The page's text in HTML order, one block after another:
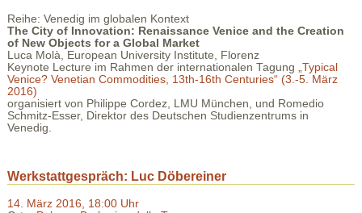
Reihe: Venedig im globalen Kontext
The City of Innovation: Renaissance Venice and the Creation
of New Objects for a Global Market
Luca Molà, European University Institute, Florenz
Keynote Lecture im Rahmen der internationalen Tagung „Typical
Venice? Venetian Commodities, 13th-16th Centuries“ (3.-5. März
2016)
organisiert von Philippe Cordez, LMU München, und Romedio
Schmitz-Esser, Direktor des Deutschen Studienzentrums in
Venedig.
Werkstattgespräch: Luc Döbereiner
14. März 2016, 18:00 Uhr